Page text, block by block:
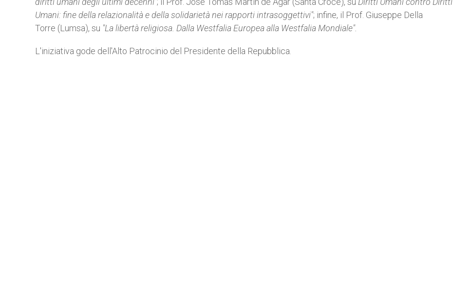
Umani: fine della relazionalità e della solidarietà nei rapporti intrasoggettivi"; infine, il Prof. Giuseppe Della
Torre (Lumsa), su "La libertà religiosa. Dalla Westfalia Europea alla Westfalia Mondiale".
L'iniziativa gode dell'Alto Patrocinio del Presidente della Repubblica.